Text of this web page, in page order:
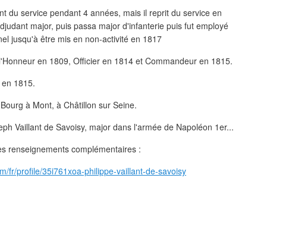
du service pendant 4 années, mais il reprit du service en
major, puis passa major d'infanterie puis fut employé
jusqu'à être mis en non-activité en 1817
en 1809, Officier en 1814 et Commandeur en 1815.
1815.
à Mont, à Châtillon sur Seine.
renseignements complémentaires :
fr/profile/35i761xoa-philippe-vaillant-de-savoisy